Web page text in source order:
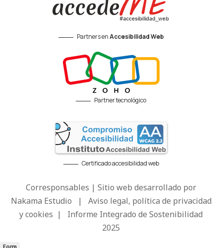
Partners enAccesibilidad Web
Partner tecnológico
Certificado accesibilidad web
Corresponsables | Sitio web desarrollado por
Nakama Estudio | Aviso legal, política de privacidad
y cookies | Informe Integrado de Sostenibilidad
2025
Form